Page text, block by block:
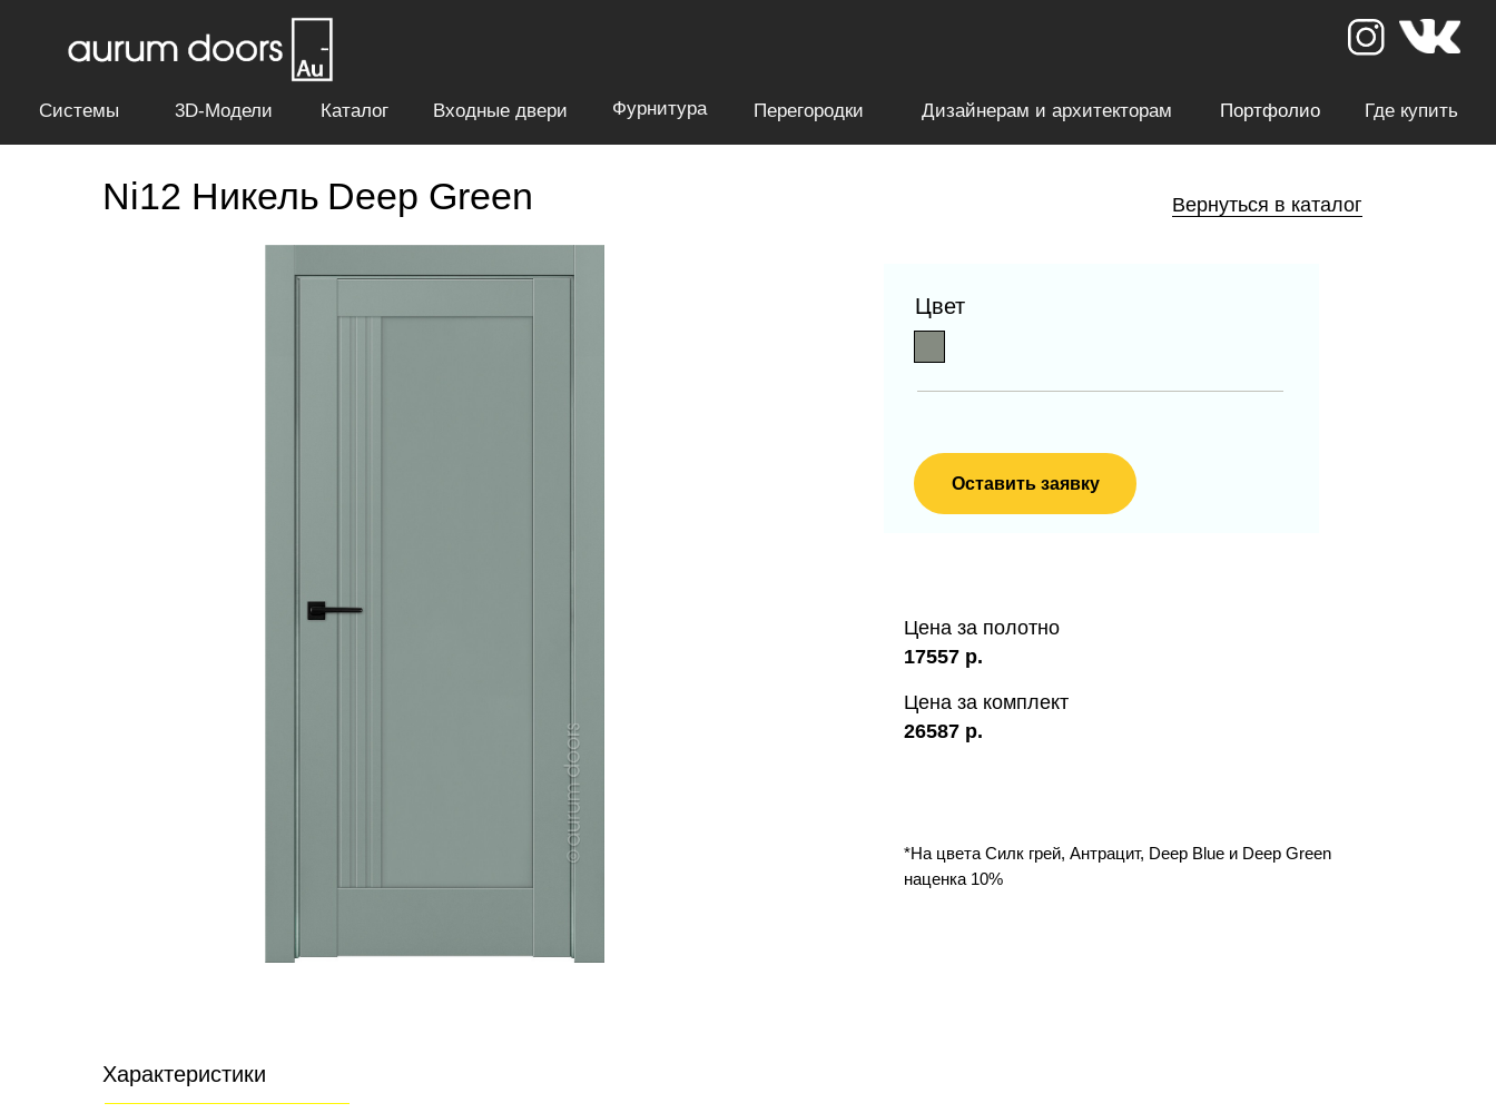
Каталог Портфолио
Дизайнерам и архитекторам
Входные двери Где купить
Фурнитура Перегородки
Системы 3D-Модели
Ni12 Никель Deep Green
Оставить заявку
Цвет
Цена за полотно
17557 р.
Цена за комплект
26587 р.
Вернуться в каталог
*На цвета Силк грей, Антрацит, Deep Blue и Deep Green
наценка 10%
Характеристики